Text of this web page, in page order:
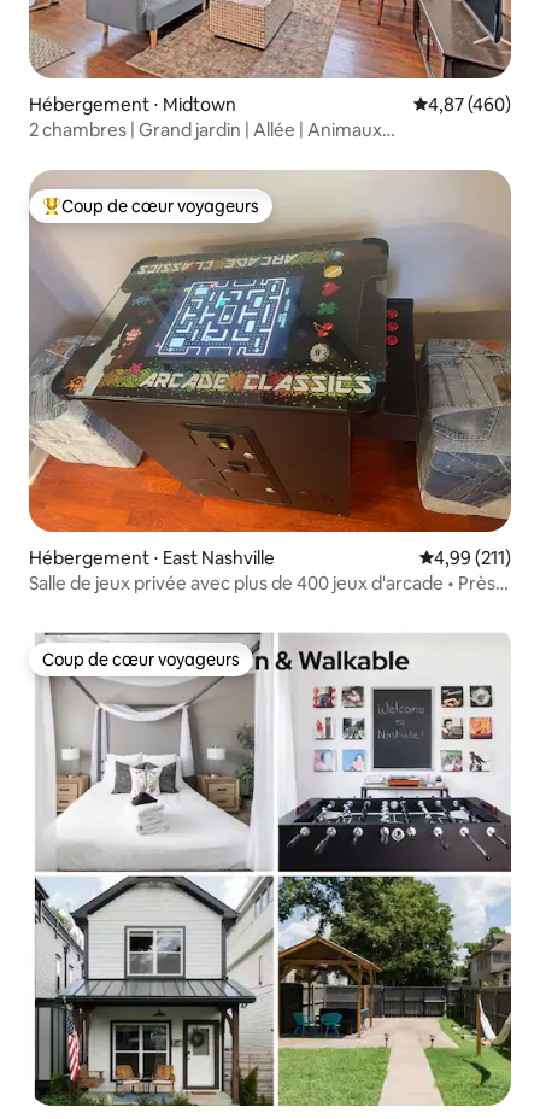
Hébergement ⋅ Midtown Évaluation
4,87 (460)
2 chambres | Grand jardin | Allée | Animaux
Coups de cœur voyageurs les plus appréciés
Coup de cœur voyageurs
Hébergement ⋅ East Nashville Évaluation
4,99 (211)
Salle de jeux privée avec plus de 400 jeux d'arcade • Près
Coup de cœur voyageurs
Coup de cœur voyageurs